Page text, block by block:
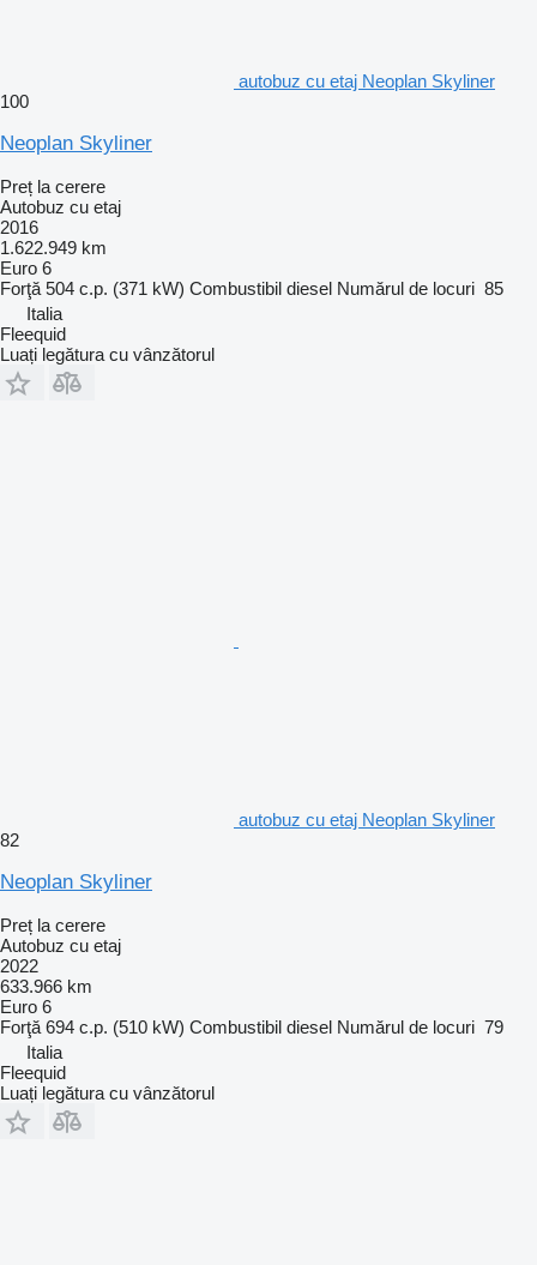
autobuz cu etaj Neoplan Skyliner
100
Neoplan Skyliner
Preț la cerere
Autobuz cu etaj
2016
1.622.949 km
Euro 6
Forţă 504 c.p. (371 kW) Combustibil diesel Numărul de locuri 85
Italia
Fleequid
Luați legătura cu vânzătorul
autobuz cu etaj Neoplan Skyliner
82
Neoplan Skyliner
Preț la cerere
Autobuz cu etaj
2022
633.966 km
Euro 6
Forţă 694 c.p. (510 kW) Combustibil diesel Numărul de locuri 79
Italia
Fleequid
Luați legătura cu vânzătorul